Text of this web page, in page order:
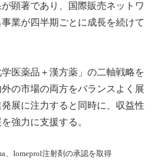
顕著であり、国際販売ネットワ
業が四半期ごとに成長を続けて
医薬品＋漢方薬」の二軸戦略を
の市場の両方をバランスよく展
展に注力すると同時に、収益性
強力に支援する。
、Iomeprol注射剤の承認を取得